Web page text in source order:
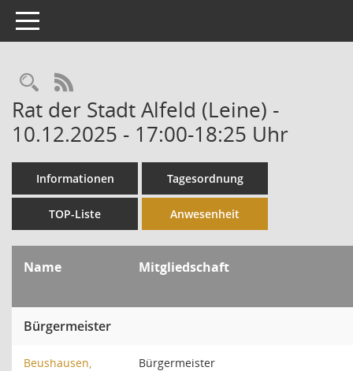
Toggle navigation
Rechercheauswahl
RSS-Feed
Rat der Stadt Alfeld (Leine) -
10.12.2025 - 17:00-18:25 Uhr
Informationen Tagesordnung
TOP-Liste Anwesenheit
Name Mitgliedschaft
Bürgermeister
Beushausen,
Bürgermeister